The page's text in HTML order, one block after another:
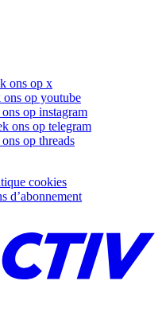
ons op x
ons op youtube
op instagram
ons op telegram
op threads
cookies
d’abonnement